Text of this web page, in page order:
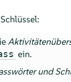
ein.
und